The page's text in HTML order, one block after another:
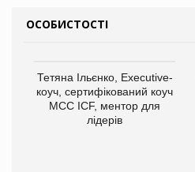
ОСОБИСТОСТІ
Тетяна Ільєнко, Executive-
коуч, сертифікований коуч
МСС ICF, ментор для
лідерів